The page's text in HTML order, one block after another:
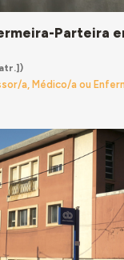
Parteira
a, Médico/a ou